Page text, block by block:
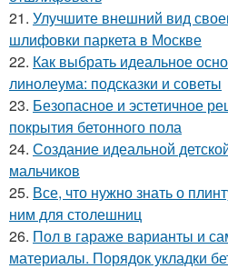
21. Улучшите внешний вид
шлифовки паркета в Москве
22. Как выбрать идеальное
линолеума: подсказки и советы
23. Безопасное и эстетичное
покрытия бетонного пола
24. Создание идеальной
мальчиков
25. Все, что нужно знать о
ним для столешниц
26. Пол в гараже варианты и
материалы. Порядок укладки